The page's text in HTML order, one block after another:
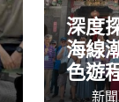
深度
海線
色遊
報名
新